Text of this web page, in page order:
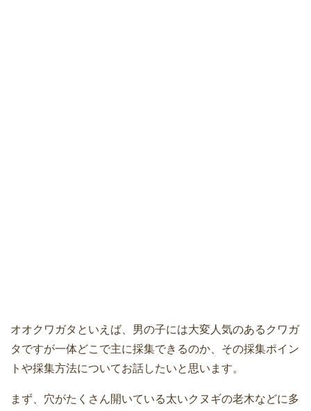
オオクワガタといえば、男の子には大変人気のあるクワガ
タですが一体どこで主に採集できるのか、その採集ポイン
トや採集方法についてお話したいと思います。
まず、穴がたくさん開いている太いクヌギの老木などに多